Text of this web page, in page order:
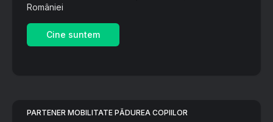
României
Cine suntem
PARTENER MOBILITATE PĂDUREA COPIILOR